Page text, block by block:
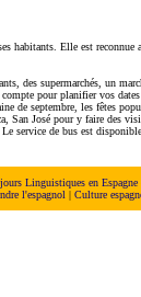
habitants. Elle est
des supermarchés, un
pour planifier vos
de septembre, les fêtes
José pour y faire des
service de bus est
Linguistiques en
l'espagnol | Culture